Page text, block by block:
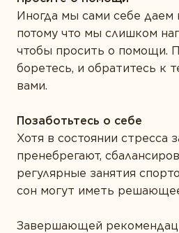
Иногда мы сами себе даем
потому что мы слишком
чтобы просить о помощи.
боретесь, и обратитесь к
вами.
Позаботьтесь о себе
Хотя в состоянии стресса
пренебрегают,
регулярные занятия
сон могут иметь
Завершающей